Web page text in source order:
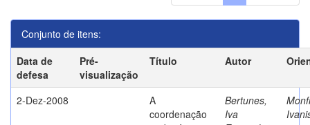
Conjunto de itens:
Data de
defesa
Pré-
visualização
Título Autor
2-Dez-2008
A
coordenação
Bertunes,
Iva